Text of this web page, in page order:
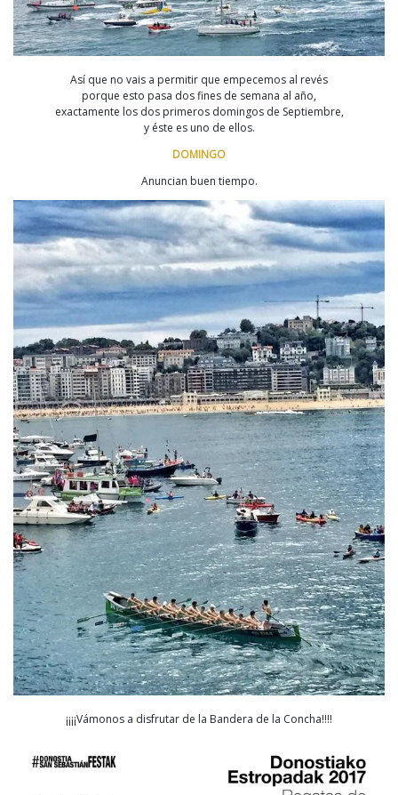
Así que no vais a permitir que empecemos al revés
porque esto pasa dos fines de semana al año,
exactamente los dos primeros domingos de Septiembre,
y éste es uno de ellos.
DOMINGO
Anuncian buen tiempo.
¡¡¡¡Vámonos a disfrutar de la Bandera de la Concha!!!!